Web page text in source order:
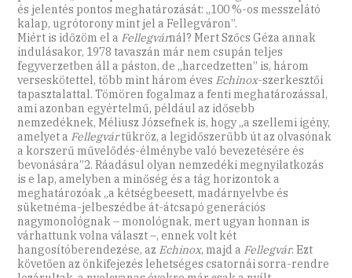
és jelentés pontos meghatározását: „100 %-os messzelátó
kalap, ugrótorony mint jel a Fellegváron”.
Miért is időzöm el a Fellegvárnál? Mert Szőcs Géza annak
indulásakor, 1978 tavaszán már nem csupán teljes
fegyverzetben áll a páston, de „harcedzetten” is, három
verseskötettel, több mint három éves Echinox-szerkesztői
tapasztalattal. Tömören fogalmaz a fenti meghatározással,
ami azonban egyértelmű, például az idősebb
nemzedéknek, Méliusz Józsefnek is, hogy „a szellemi igény,
amelyet a Fellegvártükröz, a legidőszerűbb út az olvasónak
a korszerű művelődés-élménybe való bevezetésére és
bevonására”2. Ráadásul olyan nemzedéki megnyilatkozás
is e lap, amelyben a minőség és a tág horizontok a
meghatározóak „a kétségbeesett, madárnyelvbe és
süketnéma-jelbeszédbe át-átcsapó generációs
nagymonológnak – monológnak, mert ugyan honnan is
várhattunk volna választ –, ennek volt két
hangosítóberendezése, az Echinox, majd a Fellegvár. Ezt
követően az önkifejezés lehetséges csatornái sorra-rendre